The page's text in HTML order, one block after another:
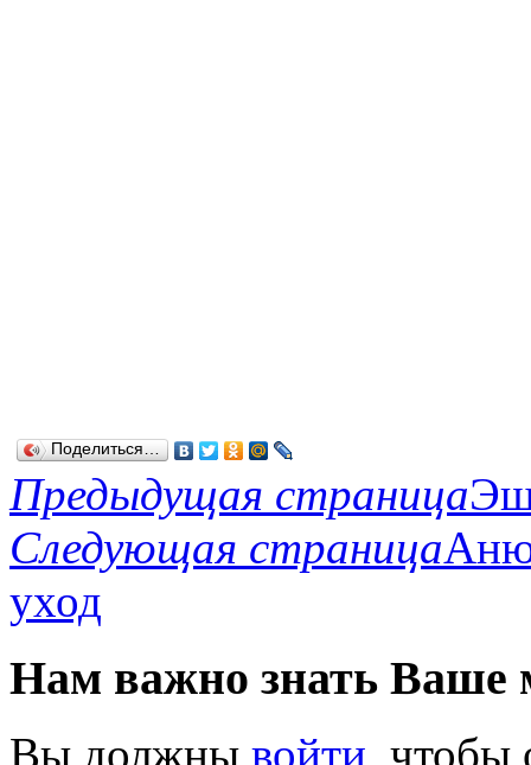
Поделиться…
Предыдущая страница
Следующая страница
уход
Нам важно знать Ваше
Вы должны войти ,